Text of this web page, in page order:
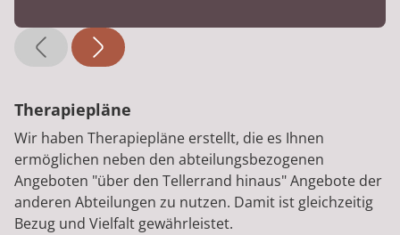
Therapiepläne
Wir haben Therapiepläne erstellt, die es Ihnen
ermöglichen neben den abteilungsbezogenen
Angeboten "über den Tellerrand hinaus" Angebote der
anderen Abteilungen zu nutzen. Damit ist gleichzeitig
Bezug und Vielfalt gewährleistet.